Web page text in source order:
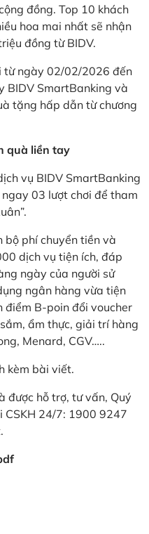
đồng. Top 10 khách
hoa mai nhất sẽ nhận
đồng từ BIDV.
từ ngày 02/02/2026 đến
BIDV SmartBanking và
tặng hấp dẫn từ chương
quà liền tay
vụ BIDV SmartBanking
03 lượt chơi để tham
bộ phí chuyển tiền và
dịch vụ tiện ích, đáp
ngày của người sử
ngân hàng vừa tiện
điểm B-poin đổi voucher
ẩm thực, giải trí hàng
Menard, CGV…..
kèm bài viết.
được hỗ trợ, tư vấn, Quý
CSKH 24/7: 1900 9247